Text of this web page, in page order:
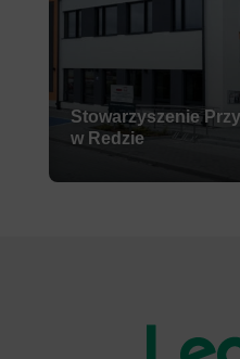
Stowarzyszenie
w Redzie